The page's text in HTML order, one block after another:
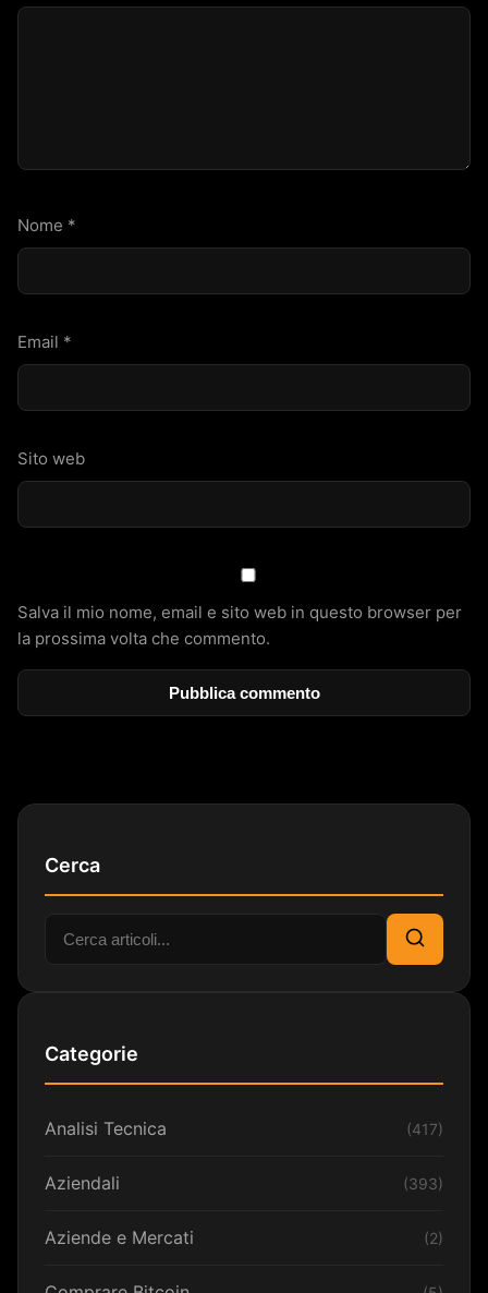
Nome *
Email *
Sito web
Salva il mio nome, email e sito web in questo browser per
la prossima volta che commento.
Cerca
Cerca:
Cerca
Categorie
Analisi Tecnica (417)
Aziendali (393)
Aziende e Mercati (2)